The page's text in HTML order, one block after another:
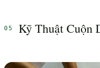
Kỹ Thuật Cuộn